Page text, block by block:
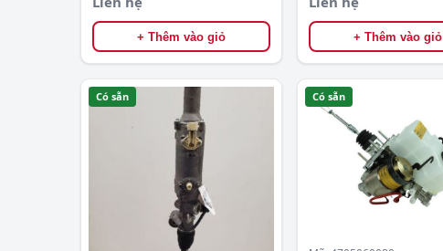
+ Thêm vào giỏ + Thêm vào giỏ
Có sẵn Có sẵn